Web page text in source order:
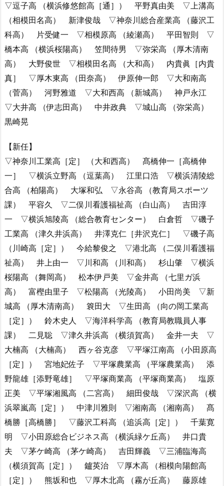
▽逗子高 （横浜修悠館高［通］） 平野真由美 ▽上溝高
（相模田名高） 新津俊哉 ▽神奈川総合産業高 （藤沢工
科高） 片受健一 ▽相模原高 （綾瀬高） 平田智則 ▽
橋本高 （横浜桜陽高） 笠間待男 ▽弥栄高 （厚木清南
高） 大野俊世 ▽相模田名高 （大和高） 内貴眞［内貴
真］ ▽厚木東高 （田奈高） 伊原伸一郎 ▽大和南高
（菅高） 河野雅道 ▽大和西高 （新城高） 神戸永江
▽大井高 （伊志田高） 中井政典 ▽城山高 （弥栄高）
黒崎晃
【新任】
▽神奈川工業高［定］ （大和西高） 髙橋伸一［高橋伸
一］ ▽横浜立野高 （逗葉高） 江里口浩 ▽横浜清陵総
合高 （柏陽高） 大塚和弘 ▽永谷高 （教育局スポーツ
課） 平容久 ▽二俣川看護福祉高 （白山高） 吉田淳
一 ▽横浜旭陵高 （総合教育センター） 白倉哲 ▽磯子
工業高 （津久井浜高） 井澤克仁［井沢克仁］ ▽磯子高
（川崎高［定］） 今給黎俊之 ▽港北高 （二俣川看護福
祉高） 井上由一 ▽川和高 （川和高） 杉山肇 ▽横浜
桜陽高 （舞岡高） 松本伊戸美 ▽金井高 （七里ガ浜
高） 富樫由里子 ▽松陽高 （光陵高） 小田尚美 ▽新
城高 （厚木清南高） 簔田大 ▽生田高 （向の岡工業高
［定］） 鈴木史人 ▽海洋科学高 （教育局教職員人事
課） 二見聡 ▽津久井浜高 （横須賀高） 金井一夫 ▽
大楠高 （大楠高） 西ヶ谷克彦 ▽平塚江南高 （小田原高
［定］） 宮地妃佐子 ▽平塚農業高 （平塚農業高） 添
野龍雄［添野竜雄］ ▽平塚商業高 （平塚商業高） 塩原
正美 ▽平塚湘風高 （二宮高） 細田俊哉 ▽深沢高 （横
浜翠嵐高［定］） 中津川雅則 ▽湘南高 （湘南高） 髙
橋勝［高橋勝］ ▽藤沢工科高 （追浜高［定］） 千葉寛
明 ▽小田原総合ビジネス高 （横浜緑ケ丘高） 井口貴
夫 ▽茅ケ崎高 （茅ケ崎高） 吉田輝義 ▽三浦臨海高
（横須賀高［定］） 鑪英治 ▽厚木高 （相模向陽館高
［定］） 熊坂和也 ▽厚木北高 （霧が丘高） 藤原雄